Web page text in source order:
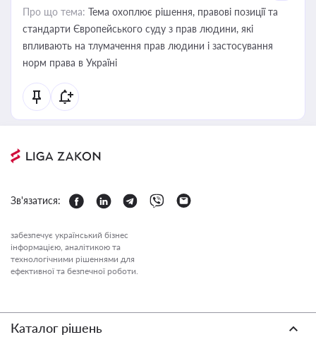
Про що тема: Тема охоплює рішення, правові позиції та
стандарти Європейського суду з прав людини, які
впливають на тлумачення прав людини і застосування
норм права в Україні
Зв'язатися:
забезпечує український бізнес
інформацією, аналітикою та
технологічними рішеннями для
ефективної та безпечної роботи.
Каталог рішень